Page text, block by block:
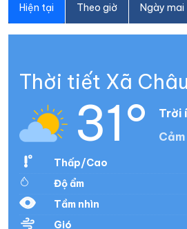
Hiện tại Theo giờ Ngày mai
Thời tiết Xã
31°
Trời
Thấp/Cao
Độ ẩm
Tầm nhìn
Gió